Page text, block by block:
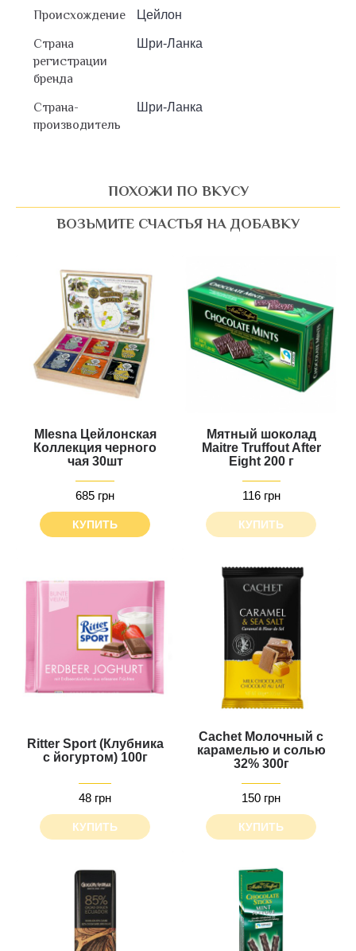
Происхождение Цейлон
Страна
регистрации
бренда
Шри-Ланка
Страна-
производитель
Шри-Ланка
ПОХОЖИ ПО ВКУСУ
ВОЗЬМИТЕ СЧАСТЬЯ НА ДОБАВКУ
Mlesna Цейлонская
Коллекция черного
чая 30шт
685 грн
КУПИТЬ
Мятный шоколад
Maitre Truffout After
Eight 200 г
116 грн
КУПИТЬ
Ritter Sport (Клубника
с йогуртом) 100г
48 грн
КУПИТЬ
Cachet Молочный с
карамелью и солью
32% 300г
150 грн
КУПИТЬ